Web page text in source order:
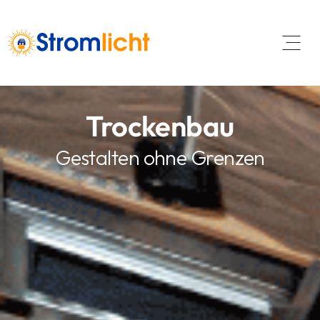
Open
Trockenbau
Gestalten ohne Grenzen